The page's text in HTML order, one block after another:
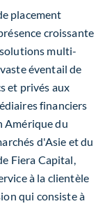
placement
croissante
multi-
éventail de
et privés aux
financiers
Amérique du
d'Asie et du
Fiera Capital,
à la clientèle
qui consiste à